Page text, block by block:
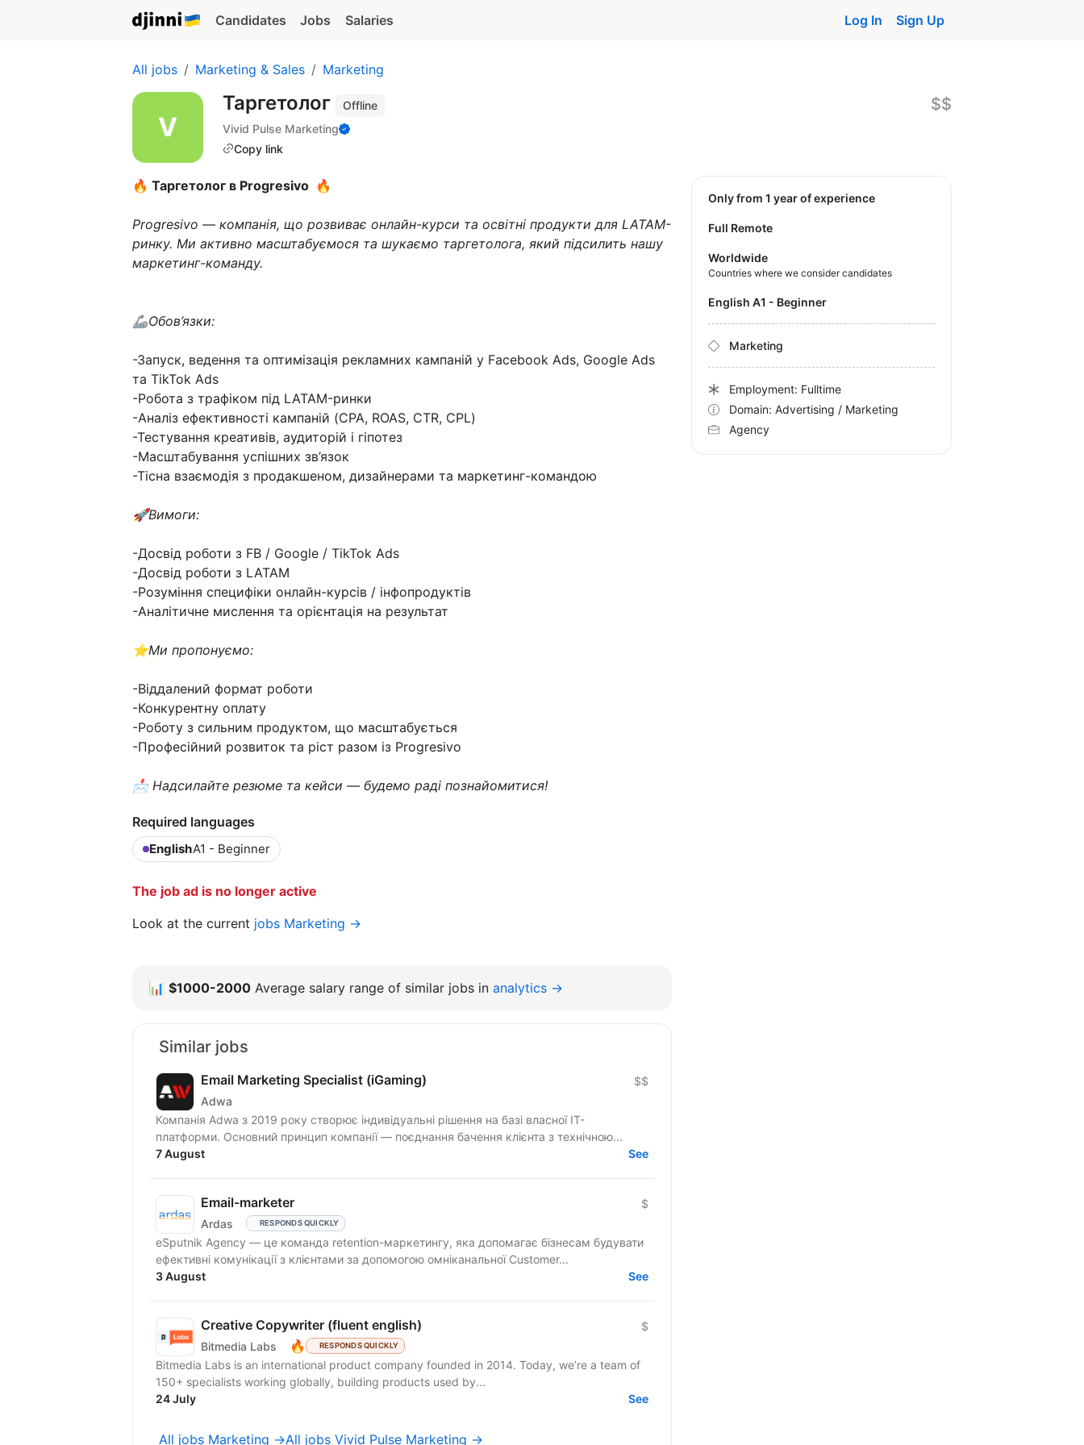
Candidates Jobs Salaries Log In Sign Up
All jobs Marketing & Sales Marketing
Таргетолог
Offline
Vivid Pulse Marketing
Copy link
$$
🔥 Таргетолог в Progresivo 🔥
Progresivo — компанія, що розвиває онлайн-курси та освітні продукти для LATAM-
ринку. Ми активно масштабуємося та шукаємо таргетолога, який підсилить нашу
маркетинг-команду.
🦾Обов’язки:
-Запуск, ведення та оптимізація рекламних кампаній у Facebook Ads, Google Ads
та TikTok Ads
-Робота з трафіком під LATAM-ринки
-Аналіз ефективності кампаній (CPA, ROAS, CTR, CPL)
-Тестування креативів, аудиторій і гіпотез
-Масштабування успішних зв’язок
-Тісна взаємодія з продакшеном, дизайнерами та маркетинг-командою
🚀Вимоги:
-Досвід роботи з FB / Google / TikTok Ads
-Досвід роботи з LATAM
-Розуміння специфіки онлайн-курсів / інфопродуктів
-Аналітичне мислення та орієнтація на результат
⭐️Ми пропонуємо:
-Віддалений формат роботи
-Конкурентну оплату
-Роботу з сильним продуктом, що масштабується
-Професійний розвиток та ріст разом із Progresivo
📩 Надсилайте резюме та кейси — будемо раді познайомитися!
Required languages
EnglishA1 - Beginner
The job ad is no longer active
Look at the current jobs Marketing →
Only from 1 year of experience
Full Remote
Worldwide
Countries where we consider candidates
English A1 - Beginner
Marketing
Employment: Fulltime
Domain: Advertising / Marketing
Agency
📊 $1000-2000 Average salary range of similar jobs in analytics →
Similar jobs
Email Marketing Specialist (iGaming)
Adwa
$$
Компанія Adwa з 2019 року створює індивідуальні рішення на базі власної IT-
платформи. Основний принцип компанії — поєднання бачення клієнта з технічною...
7 August
See
Email-marketer
Ardas RESPONDS QUICKLY
$
eSputnik Agency — це команда retention-маркетингу, яка допомагає бізнесам будувати
ефективні комунікації з клієнтами за допомогою омніканальної Customer...
3 August
See
Creative Copywriter (fluent english)
Bitmedia Labs 🔥 RESPONDS QUICKLY
$
Bitmedia Labs is an international product company founded in 2014. Today, we’re a team of
150+ specialists working globally, building products used by...
24 July
See
All jobs Marketing →All jobs Vivid Pulse Marketing →